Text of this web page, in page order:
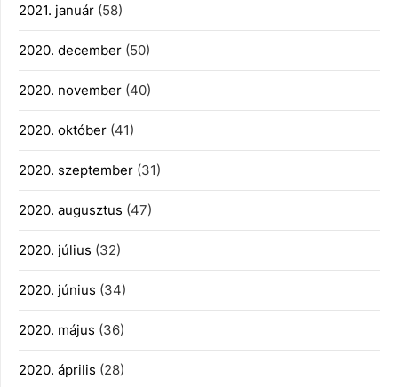
2021. január (58)
2020. december (50)
2020. november (40)
2020. október (41)
2020. szeptember (31)
2020. augusztus (47)
2020. július (32)
2020. június (34)
2020. május (36)
2020. április (28)